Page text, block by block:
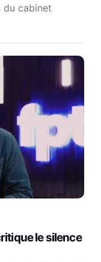
du cabinet
le silence